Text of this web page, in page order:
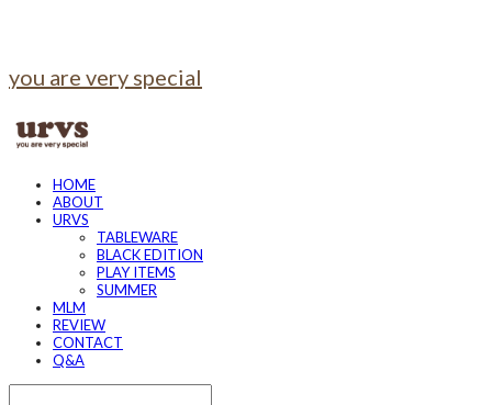
you are very special
HOME
ABOUT
URVS
TABLEWARE
BLACK EDITION
PLAY ITEMS
SUMMER
MLM
REVIEW
CONTACT
Q&A